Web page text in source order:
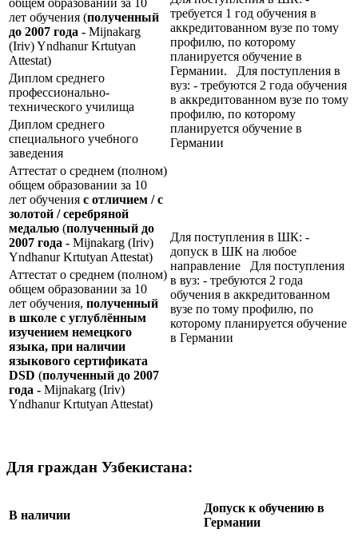
общем образовании за 10
лет обучения (полученный
до 2007 года - Mijnakarg
(Iriv) Yndhanur Krtutyan
Attestat)
требуется 1 год обучения в
аккредитованном вузе по тому
профилю, по которому
планируется обучение в
Германии. Для поступления в
вуз: - требуются 2 года обучения
в аккредитованном вузе по тому
профилю, по которому
планируется обучение в
Германии
Диплом среднего
профессионально-
технического училища
Диплом среднего
специального учебного
заведения
Аттестат о среднем (полном)
общем образовании за 10
лет обучения с отличием / с
золотой / серебряной
медалью (полученный до
2007 года - Mijnakarg (Iriv)
Yndhanur Krtutyan Attestat)
Для поступления в ШК: -
допуск в ШК на любое
направление Для поступления
в вуз: - требуются 2 года
обучения в аккредитованном
вузе по тому профилю, по
которому планируется обучение
в Германии
Аттестат о среднем (полном)
общем образовании за 10
лет обучения, полученный
в школе с углублённым
изучением немецкого
языка, при наличии
языкового сертификата
DSD (полученный до 2007
года - Mijnakarg (Iriv)
Yndhanur Krtutyan Attestat)
Для граждан Узбекистана:
В наличии
Допуск к обучению в
Германии